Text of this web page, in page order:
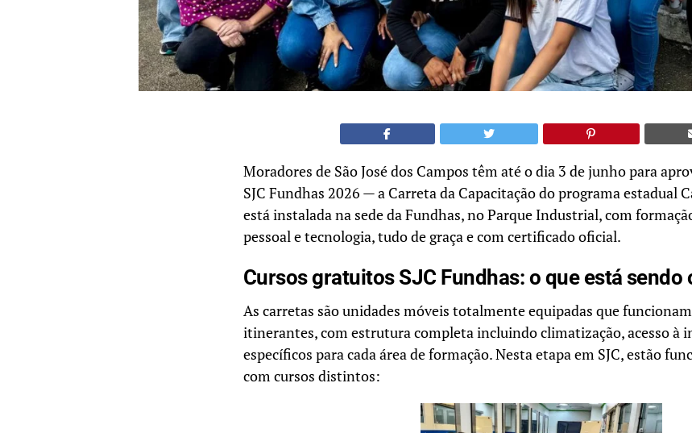
Moradores de São José dos Campos têm até o dia 3 de junho para
SJC Fundhas 2026 — a Carreta da Capacitação do programa estadual
está instalada na sede da Fundhas, no Parque Industrial, com
pessoal e tecnologia, tudo de graça e com certificado oficial.
Cursos gratuitos SJC Fundhas: o que está sendo
As carretas são unidades móveis totalmente equipadas que
itinerantes, com estrutura completa incluindo climatização, acesso à
específicos para cada área de formação. Nesta etapa em SJC, estão
com cursos distintos: